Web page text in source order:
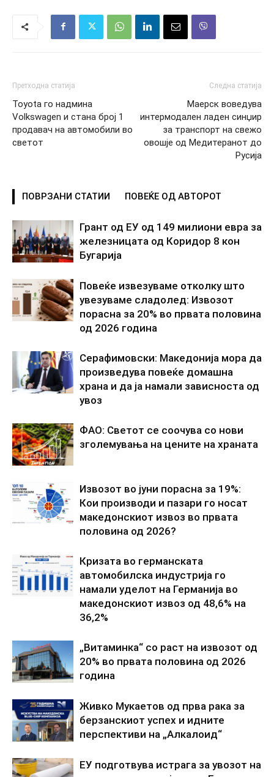
Претходна статија
Toyota го надмина
Volkswagen и стана број 1
продавач на автомобили во
светот
Следна статија
Маерск воведува
интермодален ладен синџир
за транспорт на свежо
овошје од Медитеранот до
Русија
ПОВРЗАНИ СТАТИИ ПОВЕЌЕ ОД АВТОРОТ
Грант од ЕУ од 149 милиони евра за
железницата од Коридор 8 кон
Бугарија
Повеќе извезуваме отколку што
увезуваме сладолед: Извозот
порасна за 20% во првата половина
од 2026 година
Серафимовски: Македонија мора да
произведува повеќе домашна
храна и да ја намали зависноста од
увоз
ФАО: Светот се соочува со нови
зголемувања на цените на храната
Извозот во јуни порасна за 19%:
Кои производи и пазари го носат
македонскиот извоз во првата
половина од 2026?
Кризата во германската
автомобилска индустрија го
намали уделот на Германија во
македонскиот извоз од 48,6% на
36,2%
„Витаминка“ со раст на извозот од
20% во првата половина од 2026
година
Живко Мукаетов од прва рака за
берзанскиот успех и идните
перспективи на „Алкалоид“
ЕУ подготвува истрага за увозот на